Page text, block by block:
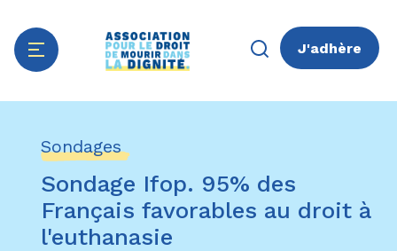
contenu
principal
J'adhère
Sondages
Sondage Ifop. 95% des
Français favorables au droit à
l'euthanasie